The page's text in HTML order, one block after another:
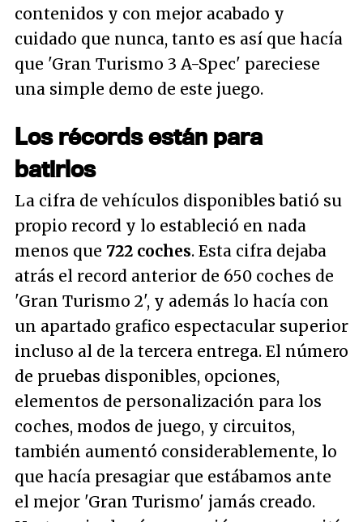
contenidos y con mejor acabado y
cuidado que nunca, tanto es así que hacía
que 'Gran Turismo 3 A-Spec' pareciese
una simple demo de este juego.
Los récords están para
batirlos
La cifra de vehículos disponibles batió su
propio record y lo estableció en nada
menos que 722 coches. Esta cifra dejaba
atrás el record anterior de 650 coches de
'Gran Turismo 2', y además lo hacía con
un apartado grafico espectacular superior
incluso al de la tercera entrega. El número
de pruebas disponibles, opciones,
elementos de personalización para los
coches, modos de juego, y circuitos,
también aumentó considerablemente, lo
que hacía presagiar que estábamos ante
el mejor 'Gran Turismo' jamás creado.